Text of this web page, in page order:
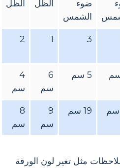
ضوء
الشمس
الظل الظل
3
1
2
5 سم
6
سم
4
سم
19 سم
9
سم
8
سم
مثل تغير لون الورقة